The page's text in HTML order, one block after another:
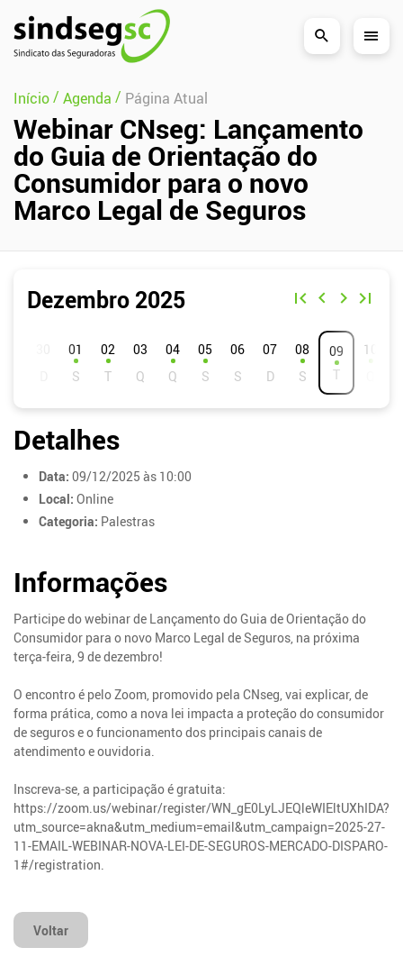
Pular Navegação (s)
Início/ Agenda / Página Atual
Webinar CNseg: Lançamento
do Guia de Orientação do
Consumidor para o novo
Marco Legal de Seguros
Dezembro 2025
01 02 03 04 05 06 07 08 09 10
Detalhes
Data: 09/12/2025 às 10:00
Local: Online
Categoria: Palestras
Informações
Participe do webinar de Lançamento do Guia de Orientação do
Consumidor para o novo Marco Legal de Seguros, na próxima
terça-feira, 9 de dezembro!
O encontro é pelo Zoom, promovido pela CNseg, vai explicar, de
forma prática, como a nova lei impacta a proteção do consumidor
de seguros e o funcionamento dos principais canais de
atendimento e ouvidoria.
Inscreva-se, a participação é gratuita:
https://zoom.us/webinar/register/WN_gE0LyLJEQleWIEltUXhIDA?
utm_source=akna&utm_medium=email&utm_campaign=2025-27-
11-EMAIL-WEBINAR-NOVA-LEI-DE-SEGUROS-MERCADO-DISPARO-
1#/registration.
Voltar